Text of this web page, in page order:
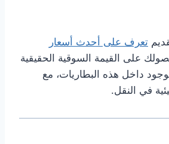
تعرف على أحدث أسعار
على القيمة السوقية الحقيقية
داخل هذه البطاريات، مع
في النقل.